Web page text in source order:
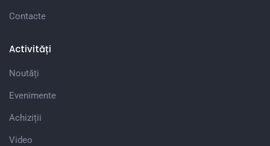
Contacte
Activități
Noutăți
Evenimente
Achiziții
Video